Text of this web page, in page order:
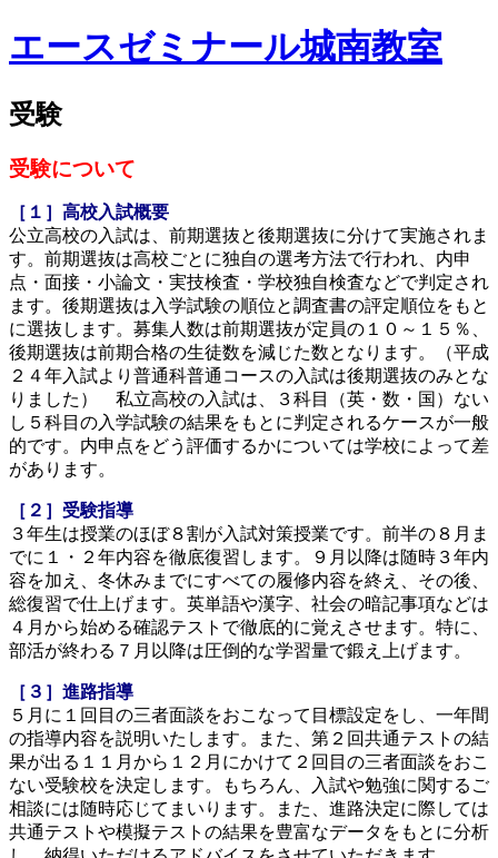
エースゼミナール城南教室
受験
受験について
［１］高校入試概要
公立高校の入試は、前期選抜と後期選抜に分けて実施されま
す。前期選抜は高校ごとに独自の選考方法で行われ、内申
点・面接・小論文・実技検査・学校独自検査などで判定され
ます。後期選抜は入学試験の順位と調査書の評定順位をもと
に選抜します。募集人数は前期選抜が定員の１０～１５％、
後期選抜は前期合格の生徒数を減じた数となります。（平成
２４年入試より普通科普通コースの入試は後期選抜のみとな
りました） 私立高校の入試は、３科目（英・数・国）ない
し５科目の入学試験の結果をもとに判定されるケースが一般
的です。内申点をどう評価するかについては学校によって差
があります。
［２］受験指導
３年生は授業のほぼ８割が入試対策授業です。前半の８月ま
でに１・２年内容を徹底復習します。９月以降は随時３年内
容を加え、冬休みまでにすべての履修内容を終え、その後、
総復習で仕上げます。英単語や漢字、社会の暗記事項などは
４月から始める確認テストで徹底的に覚えさせます。特に、
部活が終わる７月以降は圧倒的な学習量で鍛え上げます。
［３］進路指導
５月に１回目の三者面談をおこなって目標設定をし、一年間
の指導内容を説明いたします。また、第２回共通テストの結
果が出る１１月から１２月にかけて２回目の三者面談をおこ
ない受験校を決定します。もちろん、入試や勉強に関するご
相談には随時応じてまいります。また、進路決定に際しては
共通テストや模擬テストの結果を豊富なデータをもとに分析